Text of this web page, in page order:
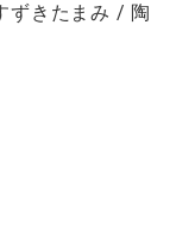
ずきたまみ / 陶